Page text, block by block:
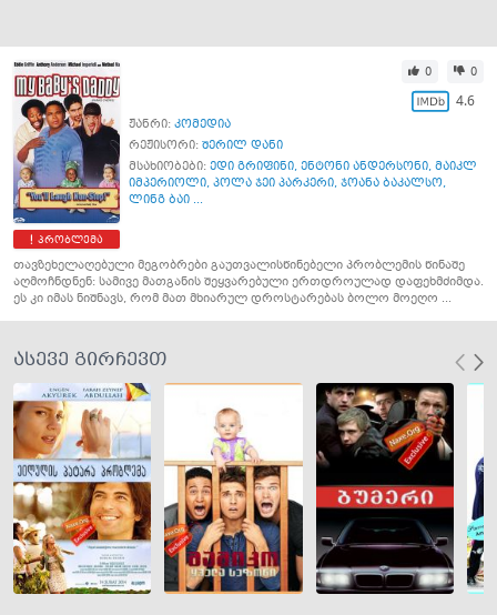
პრობლემა
0 0
4.6
ჟანრი: კომედია
რეჟისორი: შერილ დანი
მსახიობები: ედი გრიფინი, ენტონი ანდერსონი, მაიკლ
იმპერიოლი, პოლა ჯეი პარკერი, ჯოანა ბაკალსო,
ლინგ ბაი ...
თავზეხელაღებული მეგობრები გაუთვალისწინებელი პრობლემის წინაშე
აღმოჩნდნენ: სამივე მათგანის შეყვარებული ერთდროულად დაფეხმძიმდა.
ეს კი იმას ნიშნავს, რომ მათ მხიარულ დროსტარებას ბოლო მოეღო ...
ასევე გირჩევთ